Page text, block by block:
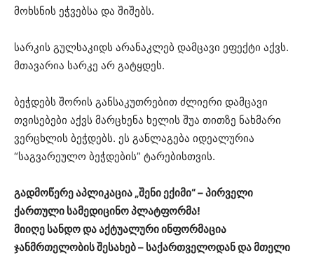
მოხსნის ეჭვებსა და შიშებს.
სარკის გულსაკიდს არანაკლებ დამცავი ეფექტი აქვს.
მთავარია სარკე არ გატყდეს.
ბეჭდებს შორის განსაკუთრებით ძლიერი დამცავი
თვისებები აქვს მარცხენა ხელის შუა თითზე ნახმარი
ვერცხლის ბეჭდებს. ეს განლაგება იდეალურია
“საგვარეულო ბეჭდების” ტარებისთვის.
გადმოწერე აპლიკაცია „შენი ექიმი“ – პირველი
ქართული სამედიცინო პლატფორმა!
მიიღე სანდო და აქტუალური ინფორმაცია
ჯანმრთელობის შესახებ – საქართველოდან და მთელი